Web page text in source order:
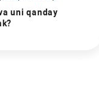
uni qanday